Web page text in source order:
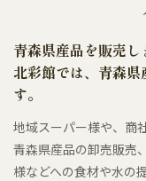
青森県産品を販売し
北彩館では、青森
す。
地域スーパー様や、商
青森県産品の卸売販売
様などへの食材や水の